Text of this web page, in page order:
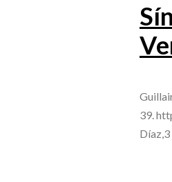
39.